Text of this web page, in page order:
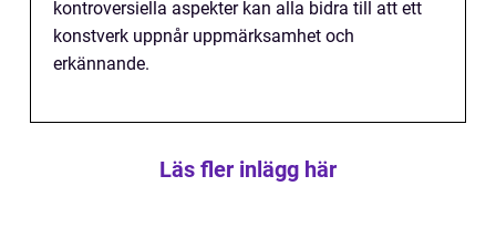
kontroversiella aspekter kan alla bidra till att ett
konstverk uppnår uppmärksamhet och
erkännande.
Läs fler inlägg här